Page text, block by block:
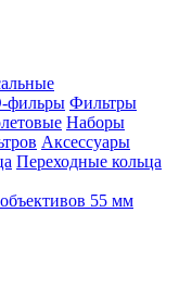
фильры Фильтры
Наборы
Аксессуары
Переходные кольца
55 мм